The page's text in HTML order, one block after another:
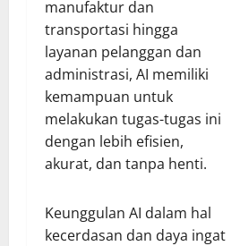
manufaktur dan
transportasi hingga
layanan pelanggan dan
administrasi, AI memiliki
kemampuan untuk
melakukan tugas-tugas ini
dengan lebih efisien,
akurat, dan tanpa henti.
Keunggulan AI dalam hal
kecerdasan dan daya ingat